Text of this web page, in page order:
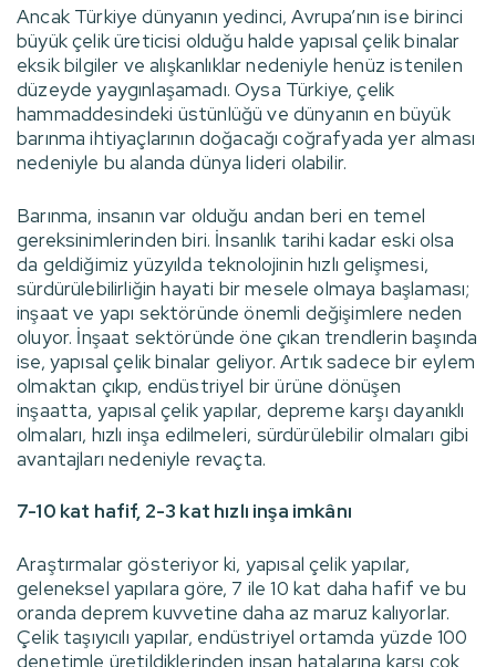
Ancak Türkiye dünyanın yedinci, Avrupa’nın ise birinci
büyük çelik üreticisi olduğu halde yapısal çelik binalar
eksik bilgiler ve alışkanlıklar nedeniyle henüz istenilen
düzeyde yaygınlaşamadı. Oysa Türkiye, çelik
hammaddesindeki üstünlüğü ve dünyanın en büyük
barınma ihtiyaçlarının doğacağı coğrafyada yer alması
nedeniyle bu alanda dünya lideri olabilir.
Barınma, insanın var olduğu andan beri en temel
gereksinimlerinden biri. İnsanlık tarihi kadar eski olsa
da geldiğimiz yüzyılda teknolojinin hızlı gelişmesi,
sürdürülebilirliğin hayati bir mesele olmaya başlaması;
inşaat ve yapı sektöründe önemli değişimlere neden
oluyor. İnşaat sektöründe öne çıkan trendlerin başında
ise, yapısal çelik binalar geliyor. Artık sadece bir eylem
olmaktan çıkıp, endüstriyel bir ürüne dönüşen
inşaatta, yapısal çelik yapılar, depreme karşı dayanıklı
olmaları, hızlı inşa edilmeleri, sürdürülebilir olmaları gibi
avantajları nedeniyle revaçta.
7-10 kat hafif, 2-3 kat hızlı inşa imkânı
Araştırmalar gösteriyor ki, yapısal çelik yapılar,
geleneksel yapılara göre, 7 ile 10 kat daha hafif ve bu
oranda deprem kuvvetine daha az maruz kalıyorlar.
Çelik taşıyıcılı yapılar, endüstriyel ortamda yüzde 100
denetimle üretildiklerinden insan hatalarına karşı çok